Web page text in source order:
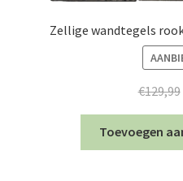
Zellige wandtegels
€129,99
Toevoegen